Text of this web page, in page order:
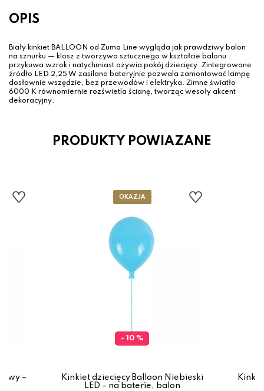
OPIS
Biały kinkiet BALLOON od Zuma Line wygląda jak prawdziwy balon
na sznurku — klosz z tworzywa sztucznego w kształcie balonu
przykuwa wzrok i natychmiast ożywia pokój dziecięcy. Zintegrowane
źródło LED 2,25 W zasilane bateryjnie pozwala zamontować lampę
dosłownie wszędzie, bez przewodów i elektryka. Zimne światło
6000 K równomiernie rozświetla ścianę, tworząc wesoły akcent
dekoracyjny.
PRODUKTY POWIAZANE
–
- 10 %
Kinkiet dziecięcy Balloon Niebieski
LED – na baterie, balon